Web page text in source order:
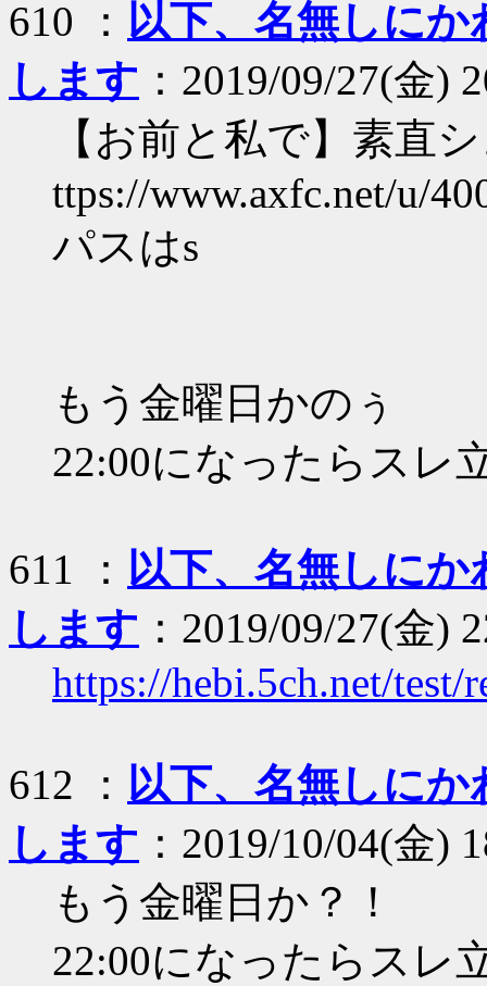
610 ： 以下、名無しに
します ：2019/09/27(金)
【お前と私で】素直
ttps://www.axfc.net/u/
パスはs
もう金曜日かのぅ
22:00になったらスレ
611 ： 以下、名無しに
します ：2019/09/27(金)
https://hebi.5ch.net/test/
612 ： 以下、名無しに
します ：2019/10/04(金)
もう金曜日か？！
22:00になったらスレ